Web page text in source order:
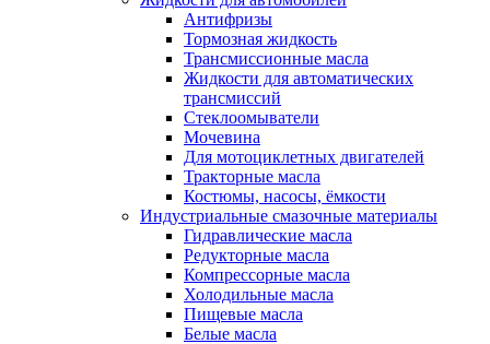
Антифризы
Тормозная жидкость
Трансмиссионные масла
Жидкости для автоматических
трансмиссий
Стеклоомыватели
Мочевина
Для мотоциклетных двигателей
Тракторные масла
Костюмы, насосы, ёмкости
Индустриальные смазочные материалы
Гидравлические масла
Редукторные масла
Компрессорные масла
Холодильные масла
Пищевые масла
Белые масла